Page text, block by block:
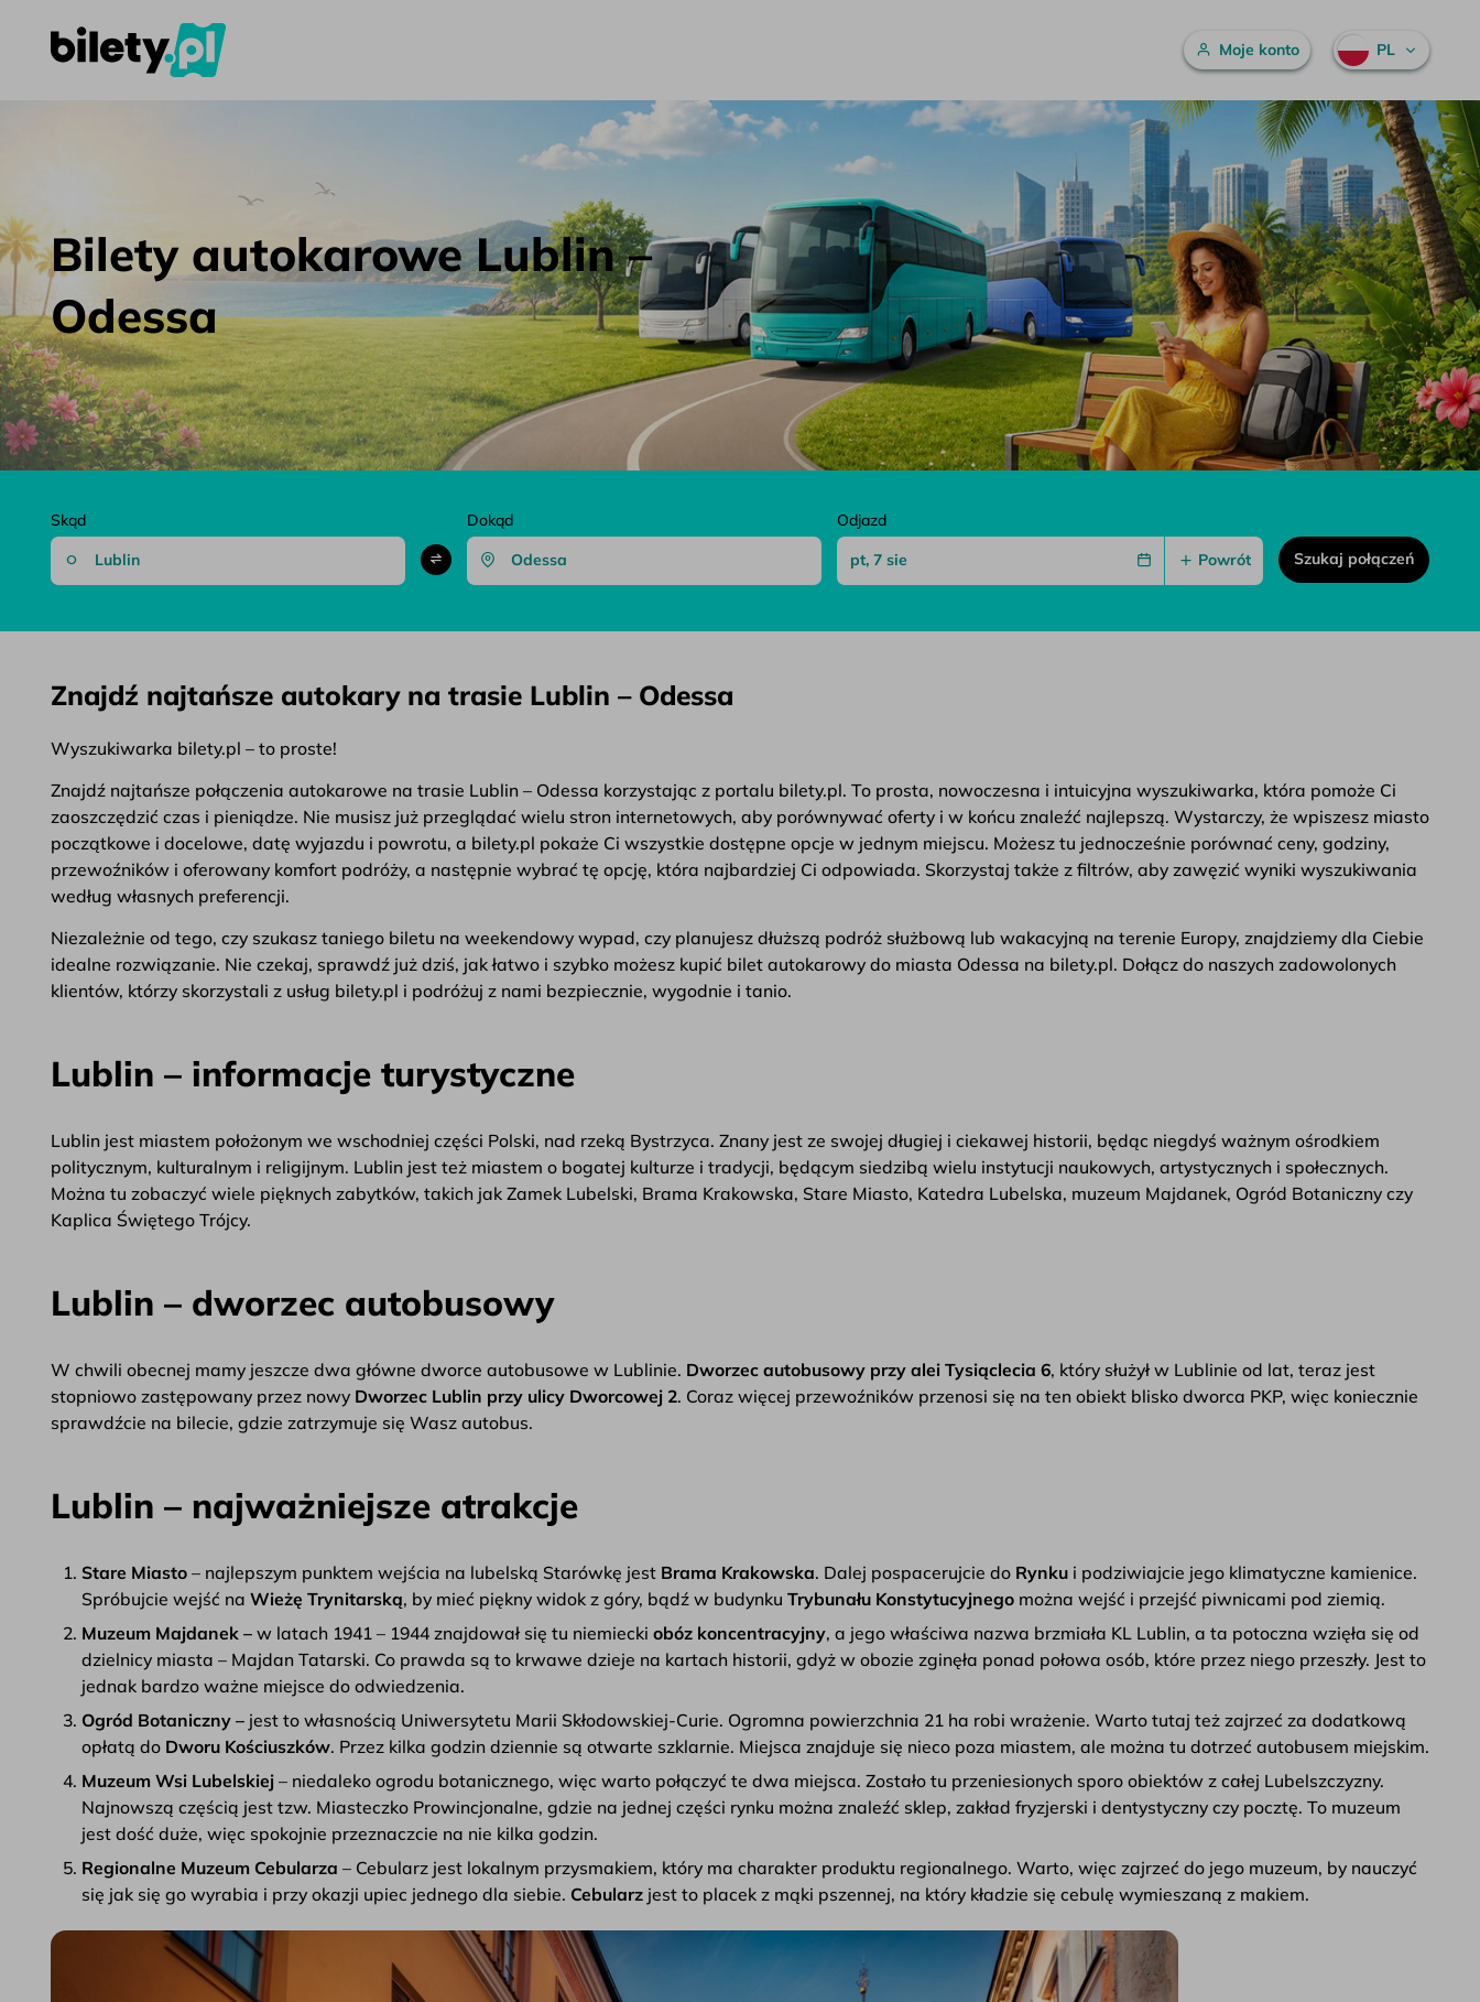
Przejdź do treści
Bilety autokarowe Lublin – Odessa – bilety.pl
Menu główne
Moje konto PL
Bilety autokarowe Lublin –
Odessa
Skąd Dokąd
Odjazd
Powrót
Szukaj połączeń
Znajdź najtańsze autokary na trasie Lublin – Odessa
Wyszukiwarka bilety.pl – to proste!
Znajdź najtańsze połączenia autokarowe na trasie Lublin – Odessa korzystając z portalu bilety.pl. To prosta, nowoczesna i intuicyjna wyszukiwarka, która pomoże Ci
zaoszczędzić czas i pieniądze. Nie musisz już przeglądać wielu stron internetowych, aby porównywać oferty i w końcu znaleźć najlepszą. Wystarczy, że wpiszesz miasto
początkowe i docelowe, datę wyjazdu i powrotu, a bilety.pl pokaże Ci wszystkie dostępne opcje w jednym miejscu. Możesz tu jednocześnie porównać ceny, godziny,
przewoźników i oferowany komfort podróży, a następnie wybrać tę opcję, która najbardziej Ci odpowiada. Skorzystaj także z filtrów, aby zawęzić wyniki wyszukiwania
według własnych preferencji.
Niezależnie od tego, czy szukasz taniego biletu na weekendowy wypad, czy planujesz dłuższą podróż służbową lub wakacyjną na terenie Europy, znajdziemy dla Ciebie
idealne rozwiązanie. Nie czekaj, sprawdź już dziś, jak łatwo i szybko możesz kupić bilet autokarowy do miasta Odessa na bilety.pl. Dołącz do naszych zadowolonych
klientów, którzy skorzystali z usług bilety.pl i podróżuj z nami bezpiecznie, wygodnie i tanio.
Lublin – informacje turystyczne
Lublin jest miastem położonym we wschodniej części Polski, nad rzeką Bystrzyca. Znany jest ze swojej długiej i ciekawej historii, będąc niegdyś ważnym ośrodkiem
politycznym, kulturalnym i religijnym. Lublin jest też miastem o bogatej kulturze i tradycji, będącym siedzibą wielu instytucji naukowych, artystycznych i społecznych.
Można tu zobaczyć wiele pięknych zabytków, takich jak Zamek Lubelski, Brama Krakowska, Stare Miasto, Katedra Lubelska, muzeum Majdanek, Ogród Botaniczny czy
Kaplica Świętego Trójcy.
Lublin – dworzec autobusowy
W chwili obecnej mamy jeszcze dwa główne dworce autobusowe w Lublinie. Dworzec autobusowy przy alei Tysiąclecia 6, który służył w Lublinie od lat, teraz jest
stopniowo zastępowany przez nowy Dworzec Lublin przy ulicy Dworcowej 2. Coraz więcej przewoźników przenosi się na ten obiekt blisko dworca PKP, więc koniecznie
sprawdźcie na bilecie, gdzie zatrzymuje się Wasz autobus.
Lublin – najważniejsze atrakcje
Stare Miasto – najlepszym punktem wejścia na lubelską Starówkę jest Brama Krakowska. Dalej pospacerujcie do Rynku i podziwiajcie jego klimatyczne kamienice.
Spróbujcie wejść na Wieżę Trynitarską, by mieć piękny widok z góry, bądź w budynku Trybunału Konstytucyjnego można wejść i przejść piwnicami pod ziemią.
Muzeum Majdanek – w latach 1941 – 1944 znajdował się tu niemiecki obóz koncentracyjny, a jego właściwa nazwa brzmiała KL Lublin, a ta potoczna wzięła się od
dzielnicy miasta – Majdan Tatarski. Co prawda są to krwawe dzieje na kartach historii, gdyż w obozie zginęła ponad połowa osób, które przez niego przeszły. Jest to
jednak bardzo ważne miejsce do odwiedzenia.
Ogród Botaniczny – jest to własnością Uniwersytetu Marii Skłodowskiej-Curie. Ogromna powierzchnia 21 ha robi wrażenie. Warto tutaj też zajrzeć za dodatkową
opłatą do Dworu Kościuszków. Przez kilka godzin dziennie są otwarte szklarnie. Miejsca znajduje się nieco poza miastem, ale można tu dotrzeć autobusem miejskim.
Muzeum Wsi Lubelskiej – niedaleko ogrodu botanicznego, więc warto połączyć te dwa miejsca. Zostało tu przeniesionych sporo obiektów z całej Lubelszczyzny.
Najnowszą częścią jest tzw. Miasteczko Prowincjonalne, gdzie na jednej części rynku można znaleźć sklep, zakład fryzjerski i dentystyczny czy pocztę. To muzeum
jest dość duże, więc spokojnie przeznaczcie na nie kilka godzin.
Regionalne Muzeum Cebularza – Cebularz jest lokalnym przysmakiem, który ma charakter produktu regionalnego. Warto, więc zajrzeć do jego muzeum, by nauczyć
się jak się go wyrabia i przy okazji upiec jednego dla siebie. Cebularz jest to placek z mąki pszennej, na który kładzie się cebulę wymieszaną z makiem.